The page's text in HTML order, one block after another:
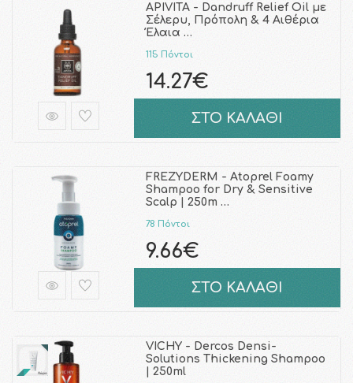
APIVITA - Dandruff Relief Oil με
Σέλερυ, Πρόπολη & 4 Αιθέρια
Έλαια …
115 Πόντοι
14.27€
ΣΤΟ ΚΑΛΑΘΙ
FREZYDERM - Atoprel Foamy
Shampoo for Dry & Sensitive
Scalp | 250m …
78 Πόντοι
9.66€
ΣΤΟ ΚΑΛΑΘΙ
VICHY - Dercos Densi-
Solutions Thickening Shampoo
| 250ml